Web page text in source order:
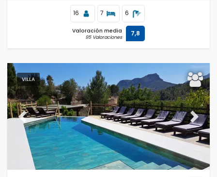
16 7 6
Valoración media
95 Valoraciones 7,8
VILLA
Previous Next